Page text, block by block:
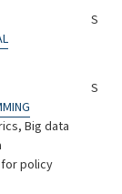
S
Big data
policy
S